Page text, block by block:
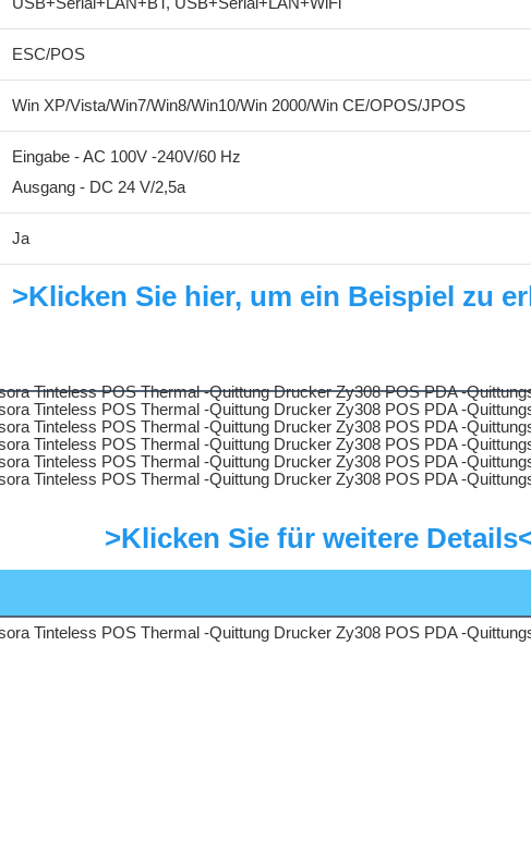
ESC/POS
Win XP/Vista/Win7/Win8/Win10/Win 2000/Win CE/OPOS/JPOS
Eingabe - AC 100V -240V/60 Hz
Ausgang - DC 24 V/2,5a
Ja
>Klicken Sie hier, um ein Beispiel zu
>Klicken Sie für weitere